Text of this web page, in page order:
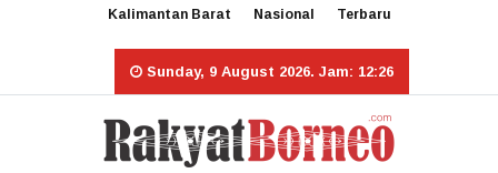
Kalimantan Barat Nasional Terbaru
Sunday, 9 August 2026. Jam: 12:26